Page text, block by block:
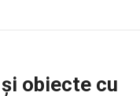
obiecte cu